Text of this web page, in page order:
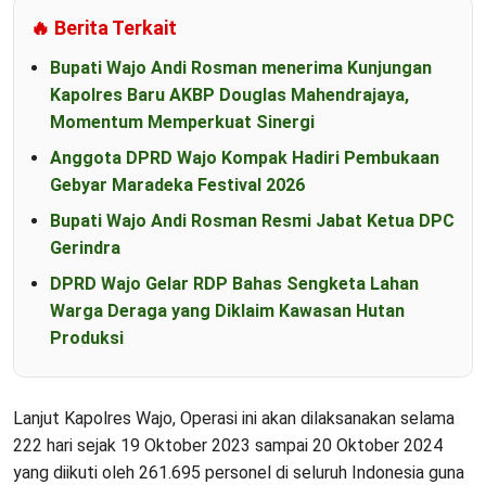
🔥 Berita Terkait
Bupati Wajo Andi Rosman menerima Kunjungan
Kapolres Baru AKBP Douglas Mahendrajaya,
Momentum Memperkuat Sinergi
Anggota DPRD Wajo Kompak Hadiri Pembukaan
Gebyar Maradeka Festival 2026
Bupati Wajo Andi Rosman Resmi Jabat Ketua DPC
Gerindra
DPRD Wajo Gelar RDP Bahas Sengketa Lahan
Warga Deraga yang Diklaim Kawasan Hutan
Produksi
Lanjut Kapolres Wajo, Operasi ini akan dilaksanakan selama
222 hari sejak 19 Oktober 2023 sampai 20 Oktober 2024
yang diikuti oleh 261.695 personel di seluruh Indonesia guna